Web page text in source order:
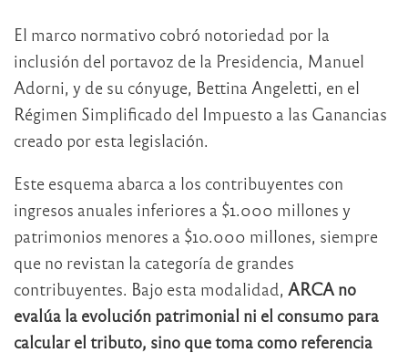
El marco normativo cobró notoriedad por la
inclusión del portavoz de la Presidencia, Manuel
Adorni, y de su cónyuge, Bettina Angeletti, en el
Régimen Simplificado del Impuesto a las Ganancias
creado por esta legislación.
Este esquema abarca a los contribuyentes con
ingresos anuales inferiores a $1.000 millones y
patrimonios menores a $10.000 millones, siempre
que no revistan la categoría de grandes
contribuyentes. Bajo esta modalidad, ARCA no
evalúa la evolución patrimonial ni el consumo para
calcular el tributo, sino que toma como referencia